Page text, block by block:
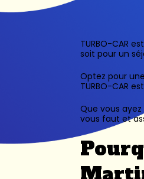
TURBO-CAR
soit pour un
Optez pour une
TURBO-CAR est
Que vous ayez
vous faut et